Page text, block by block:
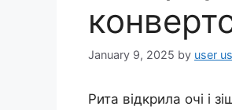
January 9, 2025 by user
Рита відкрила очі і